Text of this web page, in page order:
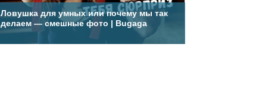
Ловушка для умных или почему мы так
делаем — смешные фото | Bugaga